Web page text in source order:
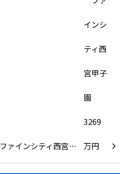
ファインシティ西宮…